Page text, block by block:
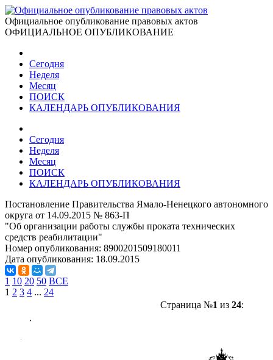
Официальное опубликование правовых актов
ОФИЦИАЛЬНОЕ ОПУБЛИКОВАНИЕ
Сегодня
Неделя
Месяц
ПОИСК
КАЛЕНДАРЬ ОПУБЛИКОВАНИЯ
Сегодня
Неделя
Месяц
ПОИСК
КАЛЕНДАРЬ ОПУБЛИКОВАНИЯ
Постановление Правительства Ямало-Ненецкого автономного
округа от 14.09.2015 № 863-П
"Об организации работы службы проката технических
средств реабилитации"
Номер опубликования: 8900201509180011
Дата опубликования: 18.09.2015
1 10 20 50 ВСЕ
1 2 3 4 ... 24
Страница №1 из 24: